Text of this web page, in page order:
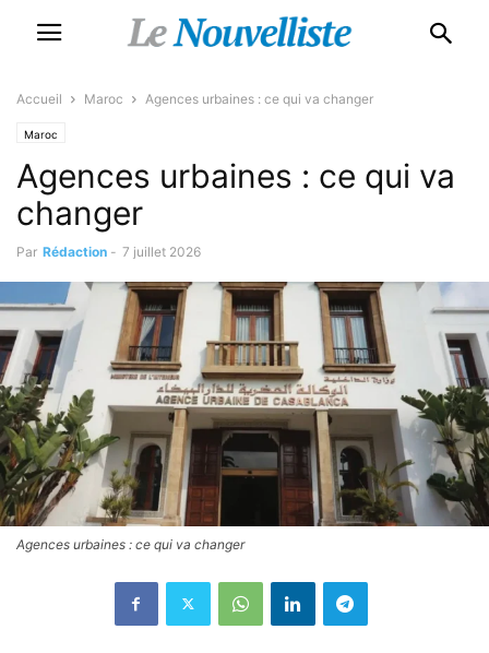
Accueil Maroc Agences urbaines : ce qui va changer
Maroc
Agences urbaines : ce qui va
changer
Par Rédaction - 7 juillet 2026
Agences urbaines : ce qui va changer